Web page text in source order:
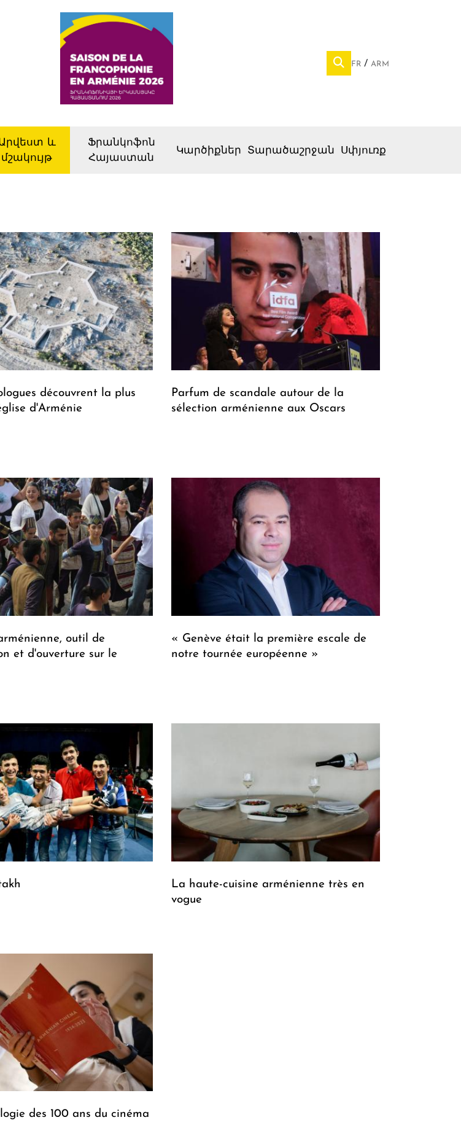
FR ARM
և
մշակույթ
Ֆրանկոֆոն
Հայաստան
Կարծիքներ Տարածաշրջան Սփյուռք
découvrent la plus
d'Arménie
Parfum de scandale autour de la
sélection arménienne aux Oscars
outil de
et d'ouverture sur le
« Genève était la première escale de
notre tournée européenne »
La haute-cuisine arménienne très en
vogue
des 100 ans du cinéma